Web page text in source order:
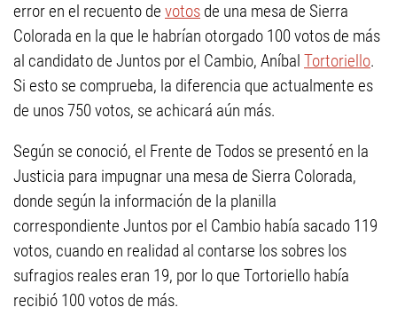
error en el recuento de votos de una mesa de Sierra
Colorada en la que le habrían otorgado 100 votos de más
al candidato de Juntos por el Cambio, Aníbal Tortoriello.
Si esto se comprueba, la diferencia que actualmente es
de unos 750 votos, se achicará aún más.
Según se conoció, el Frente de Todos se presentó en la
Justicia para impugnar una mesa de Sierra Colorada,
donde según la información de la planilla
correspondiente Juntos por el Cambio había sacado 119
votos, cuando en realidad al contarse los sobres los
sufragios reales eran 19, por lo que Tortoriello había
recibió 100 votos de más.